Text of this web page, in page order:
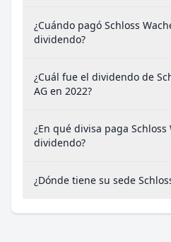
¿Cuándo pagó Schloss
dividendo?
¿Cuál fue el dividendo de
AG en 2022?
¿En qué divisa paga Schloss
dividendo?
¿Dónde tiene su sede